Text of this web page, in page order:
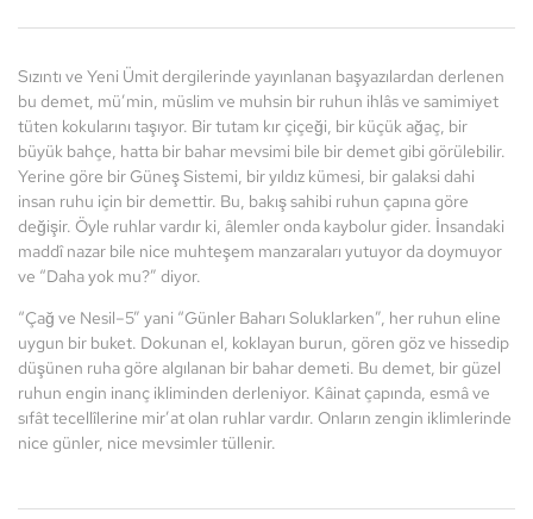
Sızıntı ve Yeni Ümit dergilerinde yayınlanan başyazılardan derlenen
bu demet, mü’min, müslim ve muhsin bir ruhun ihlâs ve samimiyet
tüten kokularını taşıyor. Bir tutam kır çiçeği, bir küçük ağaç, bir
büyük bahçe, hatta bir bahar mevsimi bile bir demet gibi görülebilir.
Yerine göre bir Güneş Sistemi, bir yıldız kümesi, bir galaksi dahi
insan ruhu için bir demettir. Bu, bakış sahibi ruhun çapına göre
değişir. Öyle ruhlar vardır ki, âlemler onda kaybolur gider. İnsandaki
maddî nazar bile nice muhteşem manzaraları yutuyor da doymuyor
ve “Daha yok mu?” diyor.
“Çağ ve Nesil–5” yani “Günler Baharı Soluklarken”, her ruhun eline
uygun bir buket. Dokunan el, koklayan burun, gören göz ve hissedip
düşünen ruha göre algılanan bir bahar demeti. Bu demet, bir güzel
ruhun engin inanç ikliminden derleniyor. Kâinat çapında, esmâ ve
sıfât tecellîlerine mir’at olan ruhlar vardır. Onların zengin iklimlerinde
nice günler, nice mevsimler tüllenir.